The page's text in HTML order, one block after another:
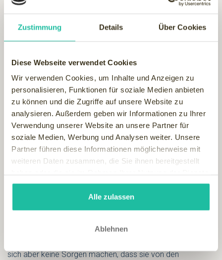
Zustimmung Details Über Cookies
Diese Webseite verwendet Cookies
Wir verwenden Cookies, um Inhalte und Anzeigen zu
personalisieren, Funktionen für soziale Medien anbieten
zu können und die Zugriffe auf unsere Website zu
analysieren. Außerdem geben wir Informationen zu Ihrer
Verwendung unserer Website an unsere Partner für
soziale Medien, Werbung und Analysen weiter. Unsere
Partner führen diese Informationen möglicherweise mit
weiteren Daten zusammen, die Sie ihnen bereitgestellt
gesammelt haben.
Alle zulassen
Ablehnen
Eyecatcher sind ein Stehtisch mit einer Platte aus Deckeln
günstigsten klimatischen Bedingungen aufbe-wahrt werden.
Die neueRaucher-Lounge
haben noch 1.000 Ideen, um unser Angebot und unsere
Leistungen weiter für unsere Kunden zu verbessern“, sagt
Hoteldirektor Andreas Kellerer. Geplant ist, in den
kommenden Wochen das Freiluftsportangebot um Boule,
Tischtennis und Schach auszuweiten. Schon jetzt gehört ein
anspruchsvoller18-Loch-Golfplatzzu dem Hotel, der
derzeit auf klassisches Wett-kampf-Niveau gebracht und
auf „Par 70“ ausgebaut wird. Erst in diesem Monat wurde
eine Mountainbike-Strecke mit Start am Hotel eingeweiht
Auch derumfangreiche Wellnessbereichwird bis zum
kommenden Frühjahr aufüber 2.000 Quadratmeter mehr als
Hallenbad um einen beheizten Außenpool und einen
sich aber keine Sorgen machen, dass sie von den